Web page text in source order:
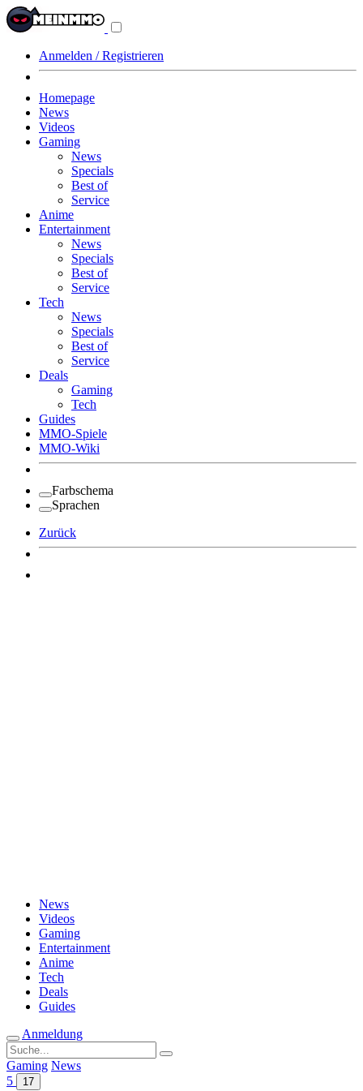
Anmelden / Registrieren
Homepage
News
Videos
Gaming
News
Specials
Best of
Service
Anime
Entertainment
News
Specials
Best of
Service
Tech
News
Specials
Best of
Service
Deals
Gaming
Tech
Guides
MMO-Spiele
MMO-Wiki
Farbschema
Sprachen
Zurück
News
Videos
Gaming
Entertainment
Anime
Tech
Deals
Guides
Anmeldung
Suche
nach:
Gaming News
5
17